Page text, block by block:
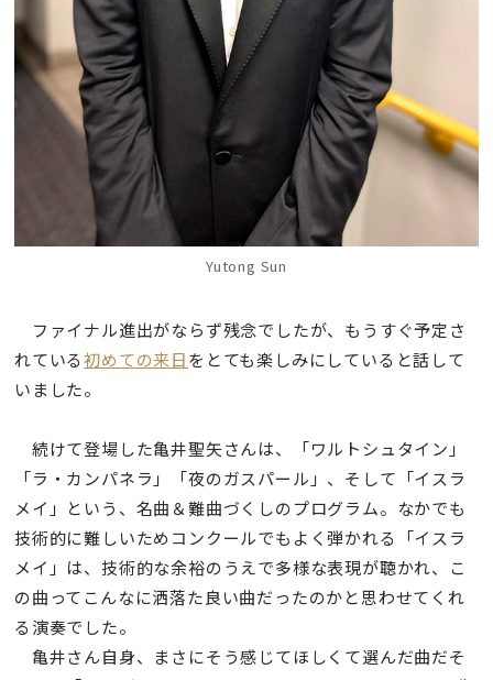
Yutong Sun
ファイナル進出がならず残念でしたが、もうすぐ予定さ
れている初めての来日をとても楽しみにしていると話して
いました。
続けて登場した亀井聖矢さんは、「ワルトシュタイン」
「ラ・カンパネラ」「夜のガスパール」、そして「イスラ
メイ」という、名曲＆難曲づくしのプログラム。なかでも
技術的に難しいためコンクールでもよく弾かれる「イスラ
メイ」は、技術的な余裕のうえで多様な表現が聴かれ、こ
の曲ってこんなに洒落た良い曲だったのかと思わせてくれ
る演奏でした。
亀井さん自身、まさにそう感じてほしくて選んだ曲だそ